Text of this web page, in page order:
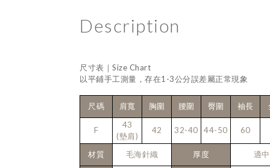
Description
尺寸表｜Size Chart
以平鋪手工測量，存在1-3公分誤差屬正常現象
尺碼 肩寬 胸圍 腰圍 臀圍 袖長
F
43
(墊肩)
42 32-40 44-50 60
材質 毛海針織 厚度 適中